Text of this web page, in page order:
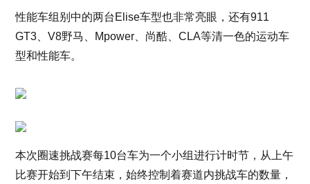
性能车组别中的两台Elise车型也非常亮眼，还有911
GT3、V8野马、Mpower、尚酷、CLA等清一色的运动车
型和性能车。
本次圈速挑战赛每10台车为一个小组进行计时节，从上午
比赛开始到下午结束，始终控制着赛道内挑战车的数量，